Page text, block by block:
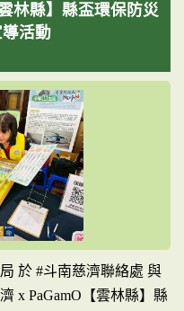
林縣】縣盃環保防災
活動
於 #斗南慈濟聯絡處 與
x PaGamO【雲林縣】縣